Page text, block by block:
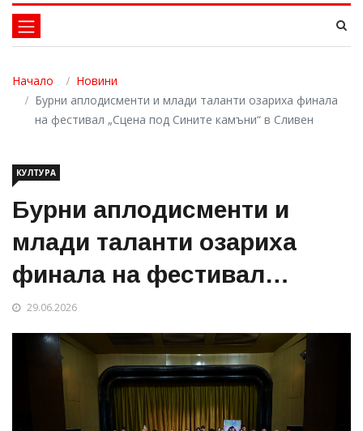
Начало
Новини
Бурни аплодисменти и млади таланти озариха финала
на фестивал „Сцена под Сините камъни“ в Сливен
КУЛТУРА
Бурни аплодисменти и
млади таланти озариха
финала на фестивал
„Сцена под Сините
камъни“ в Сливен
29.06.2026